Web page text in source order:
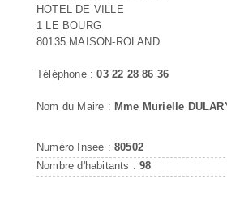
HOTEL DE VILLE
1 LE BOURG
80135 MAISON-ROLAND
Téléphone :03 22 28 86 36
Nom du Maire : Mme Murielle
Numéro Insee : 80502
Nombre d'habitants :98